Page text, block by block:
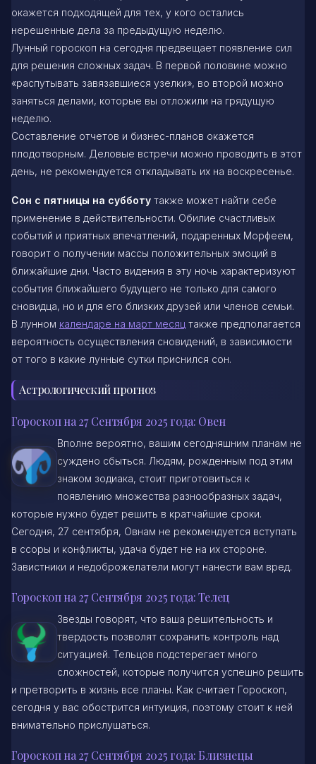
окажется подходящей для тех, у кого остались
нерешенные дела за предыдущую неделю.
Лунный гороскоп на сегодня предвещает появление сил
для решения сложных задач. В первой половине можно
«распутывать завязавшиеся узелки», во второй можно
заняться делами, которые вы отложили на грядущую
неделю.
Составление отчетов и бизнес-планов окажется
плодотворным. Деловые встречи можно проводить в этот
день, не рекомендуется откладывать их на воскресенье.
Сон с пятницы на субботу также может найти себе
применение в действительности. Обилие счастливых
событий и приятных впечатлений, подаренных Морфеем,
говорит о получении массы положительных эмоций в
ближайшие дни. Часто видения в эту ночь характеризуют
события ближайшего будущего не только для самого
сновидца, но и для его близких друзей или членов семьи.
В лунном календаре на март месяц также предполагается
вероятность осуществления сновидений, в зависимости
от того в какие лунные сутки приснился сон.
Астрологический прогноз
Гороскоп на 27 Сентября 2025 года: Овен
Вполне вероятно, вашим сегодняшним планам не
суждено сбыться. Людям, рожденным под этим
знаком зодиака, стоит приготовиться к
появлению множества разнообразных задач,
которые нужно будет решить в кратчайшие сроки.
Сегодня, 27 сентября, Овнам не рекомендуется вступать
в ссоры и конфликты, удача будет не на их стороне.
Завистники и недоброжелатели могут нанести вам вред.
Гороскоп на 27 Сентября 2025 года: Телец
Звезды говорят, что ваша решительность и
твердость позволят сохранить контроль над
ситуацией. Тельцов подстерегает много
сложностей, которые получится успешно решить
и претворить в жизнь все планы. Как считает Гороскоп,
сегодня у вас обострится интуиция, поэтому стоит к ней
внимательно прислушаться.
Гороскоп на 27 Сентября 2025 года: Близнецы